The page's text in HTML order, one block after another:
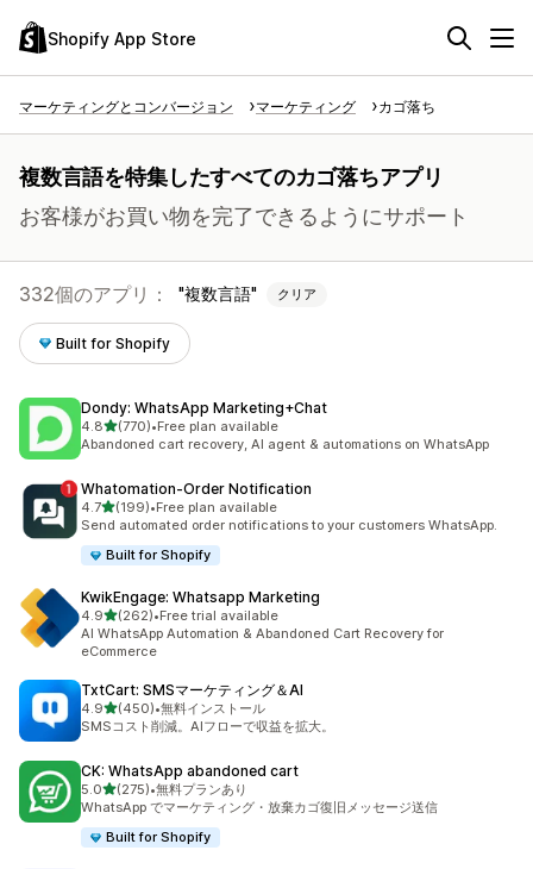
Shopify App Store
マーケティングとコンバージョン マーケティング カゴ落ち
複数言語を特集したすべてのカゴ落ちアプリ
お客様がお買い物を完了できるようにサポート
332個のアプリ： 複数言語 クリア
Built for Shopify
Dondy: WhatsApp Marketing+Chat
4.85つ星中
(770)
合計レビュー数：770件
•Free plan available
Abandoned cart recovery, AI agent & automations on WhatsApp
Whatomation‑Order Notification
4.75つ星中
(199)
合計レビュー数：199件
•Free plan available
Send automated order notifications to your customers WhatsApp.
Built for Shopify
KwikEngage: Whatsapp Marketing
4.95つ星中
(262)
合計レビュー数：262件
•Free trial available
AI WhatsApp Automation & Abandoned Cart Recovery for
eCommerce
TxtCart: SMSマーケティング＆AI
4.95つ星中
(450)
合計レビュー数：450件
•無料インストール
SMSコスト削減。AIフローで収益を拡大。
CK: WhatsApp abandoned cart
5.05つ星中
(275)
合計レビュー数：275件
•無料プランあり
WhatsApp でマーケティング・放棄カゴ復旧メッセージ送信
Built for Shopify